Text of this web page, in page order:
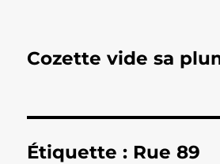
Cozette vide sa
Étiquette : Rue 89